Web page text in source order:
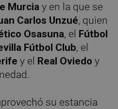
Murcia y en la que se
Carlos Unzué, quien
Osasuna, el Fútbol
Fútbol Club, el
y el Real Oviedo y
su estancia